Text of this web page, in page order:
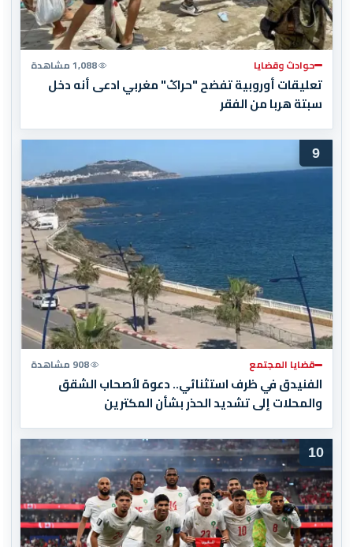
حوادث وقضايا 1,088 مشاهدة
تعليقات أوروبية تفضح "حراݣ" مغربي ادعى أنه دخل
سبتة هربا من الفقر
9
قضايا المجتمع 908 مشاهدة
الفنيدق في ظرف استثنائي.. دعوة لأصحاب الشقق
والمحلات إلى تشديد الحذر بشأن المكترين
10